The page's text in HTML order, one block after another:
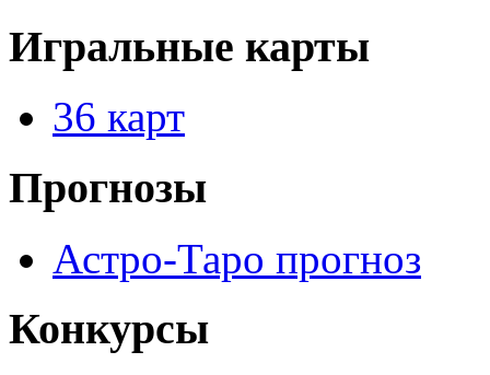
Игральные карты
36 карт
Прогнозы
Астро-Таро прогноз
Конкурсы